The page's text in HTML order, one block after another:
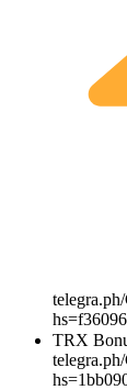
TRX